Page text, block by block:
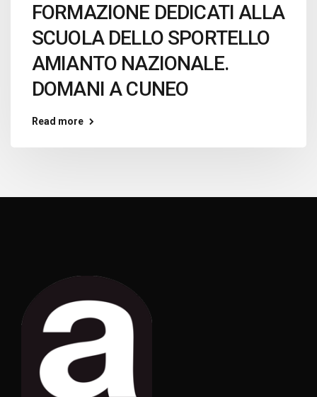
FORMAZIONE DEDICATI ALLA
SCUOLA DELLO SPORTELLO
AMIANTO NAZIONALE.
DOMANI A CUNEO
Read more